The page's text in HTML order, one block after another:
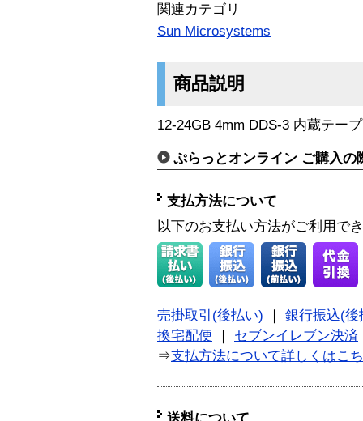
関連カテゴリ
Sun Microsystems
商品説明
12-24GB 4mm DDS-3 内蔵テー
ぷらっとオンライン ご購入の
支払方法について
以下のお支払い方法がご利用で
売掛取引(後払い)
銀行振込(後
換宅配便
セブンイレブン決済
⇒支払方法について詳しくはこ